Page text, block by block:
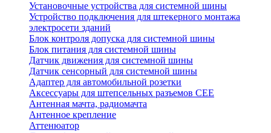
Установочные устройства для системной шины
Устройство подключения для штекерного монтажа
электросети зданий
Блок контроля допуска для системной шины
Блок питания для системной шины
Датчик движения для системной шины
Датчик сенсорный для системной шины
Адаптер для автомобильной розетки
Аксессуары для штепсельных разъемов CEE
Антенная мачта, радиомачта
Антенное крепление
Аттенюатор